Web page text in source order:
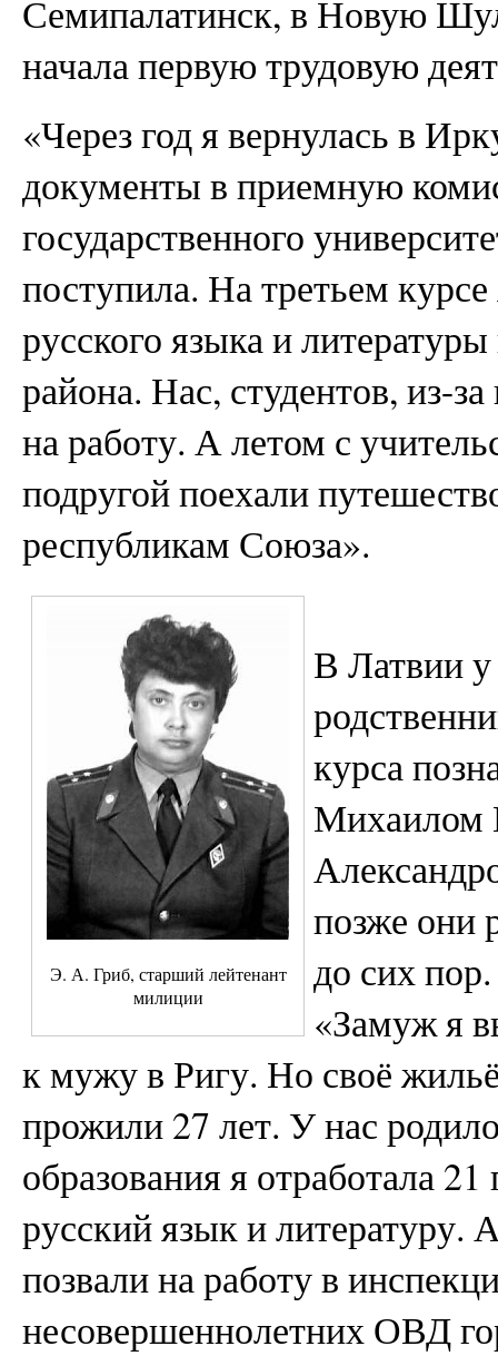
Семипалатинск, в Новую
начала первую трудовую
«Через год я вернулась в
документы в приемную
государственного
поступила. На третьем
русского языка и
района. Нас, студентов, из-
на работу. А летом с
подругой поехали
республикам Союза».
Э. А. Гриб, старший лейтенант
милиции
В Латвии
курса
Михаилом
позже они
до сих пор.
«Замуж я
к мужу в Ригу. Но своё
прожили 27 лет. У нас
образования я отработала
русский язык и литературу.
позвали на работу в
несовершеннолетних ОВД